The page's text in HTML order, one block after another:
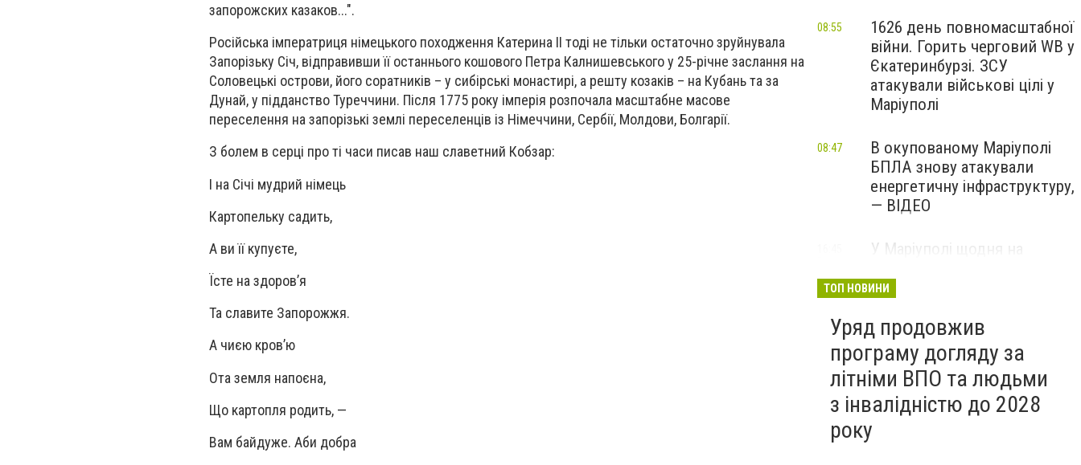
запорожских казаков...".
Російська імператриця німецького походження Катерина ІІ тоді не тільки остаточно зруйнувала
Запорізьку Січ, відправивши її останнього кошового Петра Калнишевського у 25-річне заслання на
Соловецькі острови, його соратників – у сибірські монастирі, а решту козаків – на Кубань та за
Дунай, у підданство Туреччини. Після 1775 року імперія розпочала масштабне масове
переселення на запорізькі землі переселенців із Німеччини, Сербії, Молдови, Болгарії.
З болем в серці про ті часи писав наш славетний Кобзар:
І на Січі мудрий німець
Картопельку садить,
А ви її купуєте,
Їсте на здоров’я
Та славите Запорожжя.
А чиєю кров’ю
Ота земля напоєна,
Що картопля родить, —
Вам байдуже. Аби добра
1626 день повномасштабної
війни. Горить черговий WB у
Єкатеринбурзі. ЗСУ
атакували військові цілі у
Маріуполі
08:55
В окупованому Маріуполі
БПЛА знову атакували
енергетичну інфраструктуру,
— ВІДЕО
08:47
У Маріуполі щодня на
відключатимуть світло: це
ТОП НОВИНИ
Уряд продовжив
програму догляду за
літніми ВПО та людьми
з інвалідністю до 2028
року